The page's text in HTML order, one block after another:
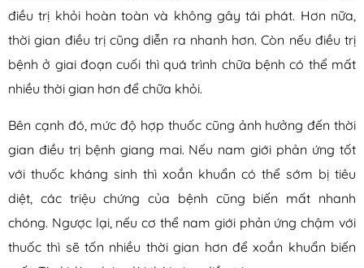
điều trị khỏi hoàn toàn và không gây tái phát. Hơn nữa,
thời gian điều trị cũng diễn ra nhanh hơn. Còn nếu điều trị
bệnh ở giai đoạn cuối thì quá trình chữa bệnh có thể mất
nhiều thời gian hơn để chữa khỏi.
Bên cạnh đó, mức độ hợp thuốc cũng ảnh hưởng đến thời
gian điều trị bệnh giang mai. Nếu nam giới phản ứng tốt
với thuốc kháng sinh thì xoắn khuẩn có thể sớm bị tiêu
diệt, các triệu chứng của bệnh cũng biến mất nhanh
chóng. Ngược lại, nếu cơ thể nam giới phản ứng chậm với
thuốc thì sẽ tốn nhiều thời gian hơn để xoắn khuẩn biến